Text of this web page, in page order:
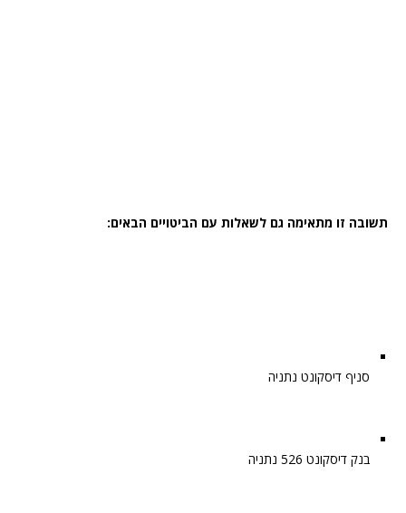
תשובה זו מתאימה גם לשאלות עם הביטויים הבאים:
סניף דיסקונט נתניה
בנק דיסקונט 526 נתניה